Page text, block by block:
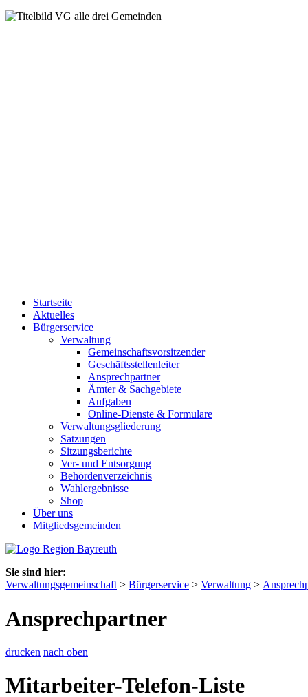
Startseite
Aktuelles
Bürgerservice
Verwaltung
Gemeinschaftsvorsitzender
Geschäftsstellenleiter
Ansprechpartner
Ämter & Sachgebiete
Aufgaben
Online-Dienste & Formulare
Verwaltungsgliederung
Satzungen
Sitzungsberichte
Ver- und Entsorgung
Behördenverzeichnis
Wahlergebnisse
Shop
Über uns
Mitgliedsgemeinden
Sie sind hier:
Verwaltungsgemeinschaft > Bürgerservice > Verwaltung >
Ansprechpartner
drucken nach oben
Mitarbeiter-Telefon-Liste